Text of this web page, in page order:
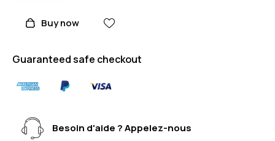
Buy now
Guaranteed safe checkout
Besoin d'aide ? Appelez-nous